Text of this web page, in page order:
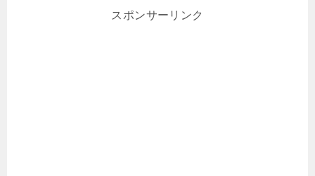
スポンサーリンク